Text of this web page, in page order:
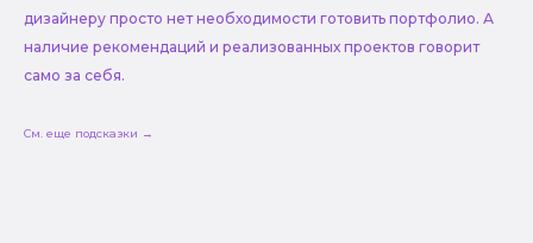
дизайнеру просто нет необходимости готовить портфолио. А
наличие рекомендаций и реализованных проектов говорит
само за себя.
См. еще подсказки →